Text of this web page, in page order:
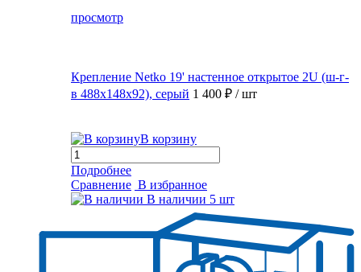
просмотр
Крепление Netko 19' настенное открытое 2U (ш-г-
в 488х148х92), серый 1 400 ₽ / шт
В корзину
Подробнее
Сравнение В избранное
В наличии 5 шт